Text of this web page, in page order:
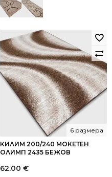
КИЛИМ 200/240 МОКЕТЕН
ОЛИМП 2435 БЕЖОВ
6 размера
62.00 €